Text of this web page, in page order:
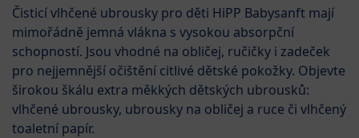
Čisticí vlhčené ubrousky pro děti HiPP Babysanft mají
mimořádně jemná vlákna s vysokou absorpční
schopností. Jsou vhodné na obličej, ručičky i zadeček
pro nejjemnější očištění citlivé dětské pokožky. Objevte
širokou škálu extra měkkých dětských ubrousků:
vlhčené ubrousky, ubrousky na obličej a ruce či vlhčený
toaletní papír.